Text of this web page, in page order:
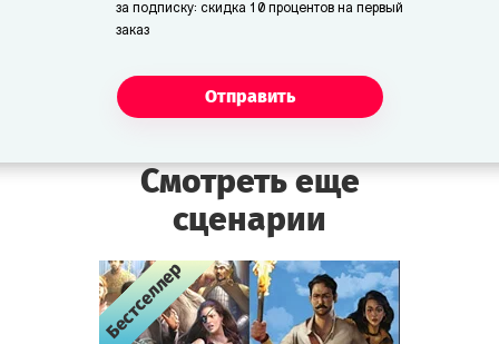
за подписку: скидка 10 процентов на первый
заказ
Отправить
Смотреть еще
сценарии
Бестселлер
Бестселлер
Бестселлер
Бестселлер